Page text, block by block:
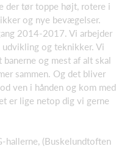
der tør toppe højt, rotere i
og nye bevægelser.
2014-2017. Vi arbejder
og teknikker. Vi
og mest af alt skal
sammen. Og det bliver
ven i hånden og kom med
er lige netop dig vi gerne
(Buskelundtoften